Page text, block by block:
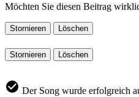
Möchten Sie diesen Beitrag
Stornieren Löschen
Stornieren Löschen
Der Song wurde erfolgreich